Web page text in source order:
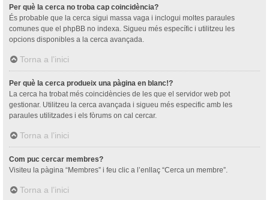
Per què la cerca no troba cap coincidència?
És probable que la cerca sigui massa vaga i inclogui moltes paraules
comunes que el phpBB no indexa. Sigueu més específic i utilitzeu les
opcions disponibles a la cerca avançada.
Torna a l’inici
Per què la cerca produeix una pàgina en blanc!?
La cerca ha trobat més coincidències de les que el servidor web pot
gestionar. Utilitzeu la cerca avançada i sigueu més especific amb les
paraules utilitzades i els fòrums on cal cercar.
Torna a l’inici
Com puc cercar membres?
Visiteu la pàgina “Membres” i feu clic a l’enllaç “Cerca un membre”.
Torna a l’inici